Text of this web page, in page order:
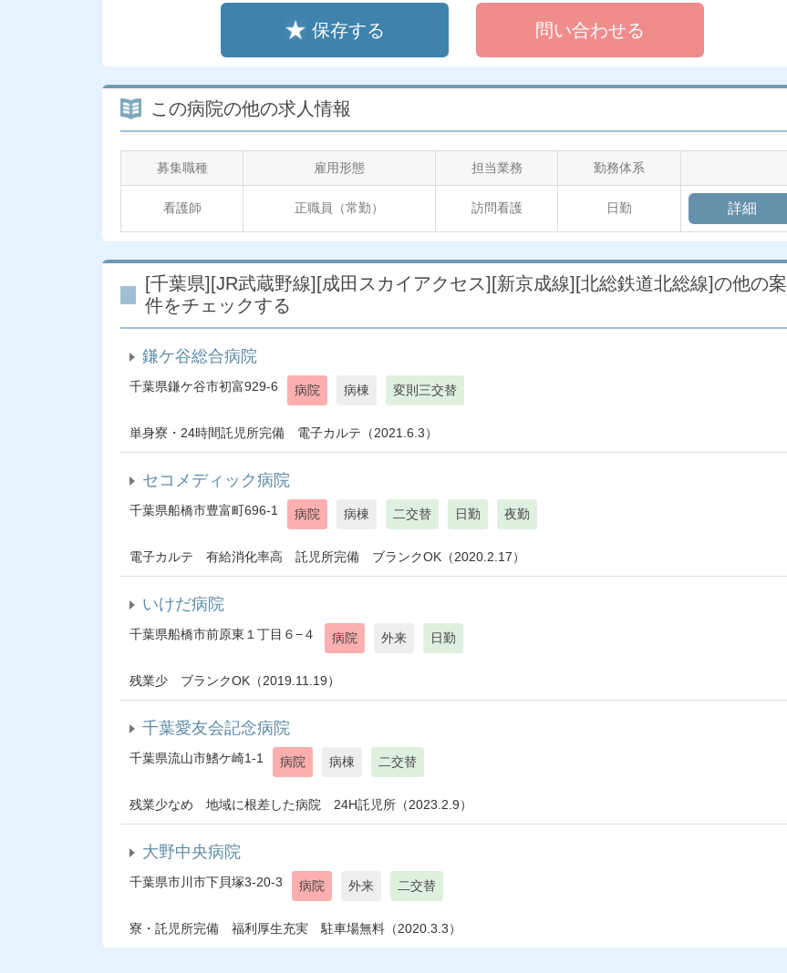
保存する 問い合わせる
この病院の他の求人情報
募集職種 雇用形態 担当業務 勤務体系
看護師 正職員（常勤） 訪問看護 日勤 詳細
[千葉県][JR武蔵野線][成田スカイアクセス][新京成線][北総鉄道北総線]の他の案
件をチェックする
鎌ケ谷総合病院
千葉県鎌ケ谷市初富929-6 病院 病棟 変則三交替
単身寮・24時間託児所完備 電子カルテ（2021.6.3）
セコメディック病院
千葉県船橋市豊富町696-1 病院 病棟 二交替 日勤 夜勤
電子カルテ 有給消化率高 託児所完備 ブランクOK（2020.2.17）
いけだ病院
千葉県船橋市前原東１丁目６−４ 病院 外来 日勤
残業少 ブランクOK（2019.11.19）
千葉愛友会記念病院
千葉県流山市鰭ケ崎1-1 病院 病棟 二交替
残業少なめ 地域に根差した病院 24H託児所（2023.2.9）
大野中央病院
千葉県市川市下貝塚3-20-3 病院 外来 二交替
寮・託児所完備 福利厚生充実 駐車場無料（2020.3.3）